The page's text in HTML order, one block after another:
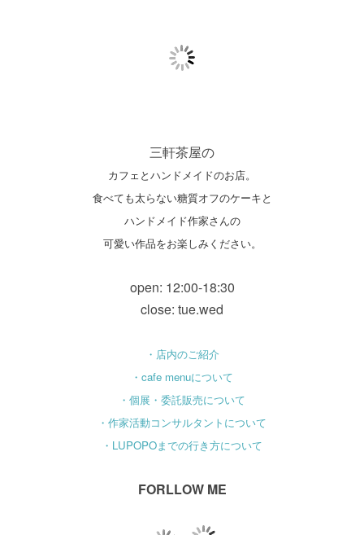
三軒茶屋の
カフェとハンドメイドのお店。
食べても太らない糖質オフのケーキと
ハンドメイド作家さんの
可愛い作品をお楽しみください。
open: 12:00-18:30
close: tue.wed
・店内のご紹介
・cafe menuについて
・個展・委託販売について
・作家活動コンサルタントについて
・LUPOPOまでの行き方について
FORLLOW ME